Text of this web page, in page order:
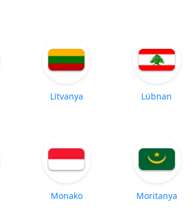
Litvanya Lübnan
Monako Moritanya